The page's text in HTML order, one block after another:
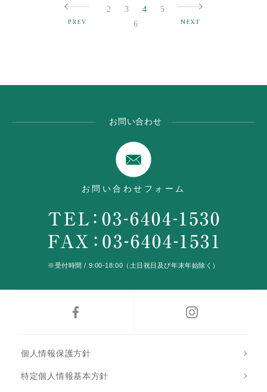
2 3 4
5
6
お問い合わせ
お問い合わせフォーム
※受付時間 / 9:00-18:00（土日祝日及び年末年始除く）
個人情報保護方針
特定個人情報基本方針